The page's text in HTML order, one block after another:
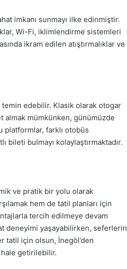
imkanı sunmayı ilke edinmiştir.
Wi-Fi, iklimlendirme sistemleri
ikram edilen atıştırmalıklar ve
edebilir. Klasik olarak otogar
almak mümkünken, günümüzde
platformlar, farklı otobüs
bileti bulmayı kolaylaştırmaktadır.
ve pratik bir yolu olarak
hem de tatil planları için
tercih edilmeye devam
deneyimi yaşayabilirken, seferlerin
tatil için olsun, İnegöl’den
hale getirilebilir.